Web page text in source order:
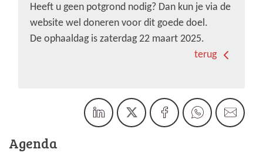
Heeft u geen potgrond nodig? Dan kun je via de
website wel doneren voor dit goede doel.
De ophaaldag is zaterdag 22 maart 2025.
terug
Agenda